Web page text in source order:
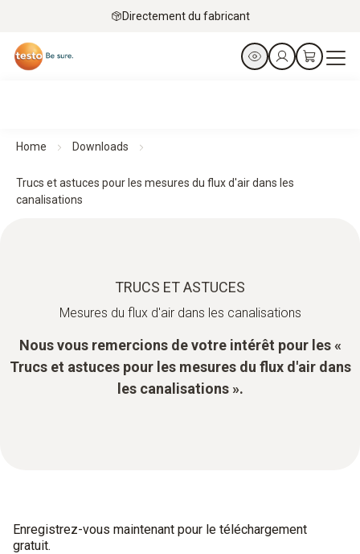
Directement du fabricant
Home Downloads
Trucs et astuces pour les mesures du flux d'air dans les
canalisations
TRUCS ET ASTUCES
Mesures du flux d'air dans les canalisations
Nous vous remercions de votre intérêt pour les «
Trucs et astuces pour les mesures du flux d'air dans
les canalisations ».
Enregistrez-vous maintenant pour le téléchargement
gratuit.